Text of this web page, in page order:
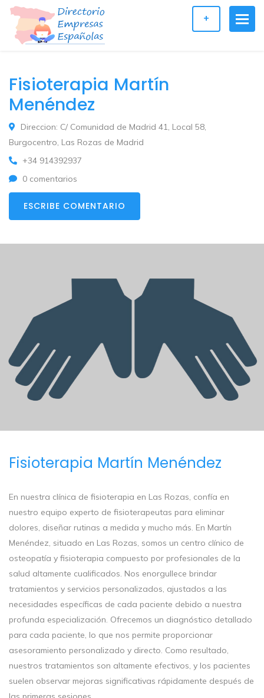
+
Fisioterapia Martín
Menéndez
Direccion: C/ Comunidad de Madrid 41, Local 58,
Burgocentro, Las Rozas de Madrid
+34 914392937
0 comentarios
ESCRIBE COMENTARIO
Fisioterapia Martín Menéndez
En nuestra clínica de fisioterapia en Las Rozas, confía en
nuestro equipo experto de fisioterapeutas para eliminar
dolores, diseñar rutinas a medida y mucho más. En Martín
Menéndez, situado en Las Rozas, somos un centro clínico de
osteopatía y fisioterapia compuesto por profesionales de la
salud altamente cualificados. Nos enorgullece brindar
tratamientos y servicios personalizados, ajustados a las
necesidades específicas de cada paciente debido a nuestra
profunda especialización. Ofrecemos un diagnóstico detallado
para cada paciente, lo que nos permite proporcionar
asesoramiento personalizado y directo. Como resultado,
nuestros tratamientos son altamente efectivos, y los pacientes
suelen observar mejoras significativas rápidamente después de